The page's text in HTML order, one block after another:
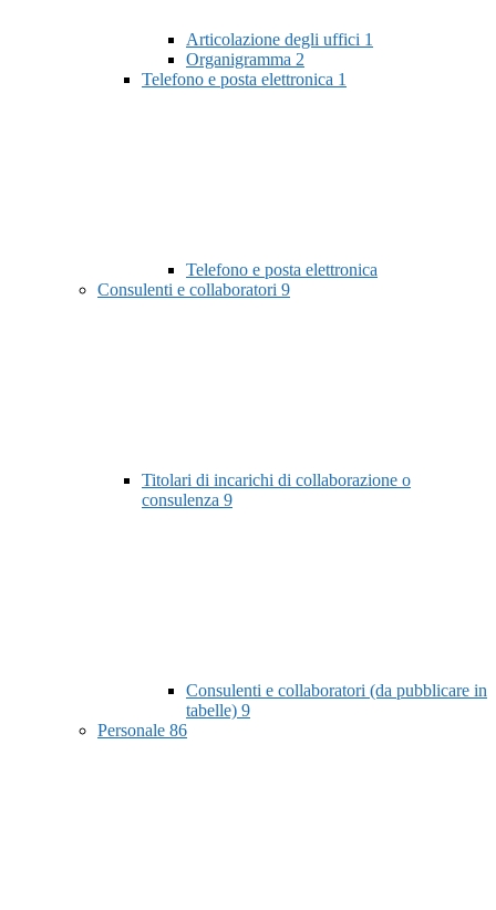
Articolazione degli uffici 1
Organigramma 2
Telefono e posta elettronica 1
Telefono e posta elettronica
Consulenti e collaboratori 9
Titolari di incarichi di collaborazione o
consulenza 9
Consulenti e collaboratori (da pubblicare in
tabelle) 9
Personale 86